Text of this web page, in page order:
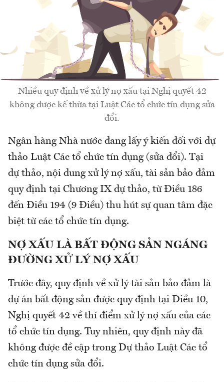
Nhiều quy định về xử lý nợ xấu tại Nghị quyết 42
không được kế thừa tại Luật Các tổ chức tín dụng sửa
đổi.
Ngân hàng Nhà nước đang lấy ý kiến đối với dự
thảo Luật Các tổ chức tín dụng (sửa đổi). Tại
dự thảo, nội dung xử lý nợ xấu, tài sản bảo đảm
quy định tại Chương IX dự thảo, từ Điều 186
đến Điều 194 (9 Điều) thu hút sự quan tâm đặc
biệt từ các tổ chức tín dụng.
NỢ XẤU LÀ BẤT ĐỘNG SẢN NGÁNG
ĐƯỜNG XỬ LÝ NỢ XẤU
Trước đây, quy định về xử lý tài sản bảo đảm là
dự án bất động sản được quy định tại Điều 10,
Nghị quyết 42 về thí điểm xử lý nợ xấu của các
tổ chức tín dụng. Tuy nhiên, quy định này đã
không được đề cập trong Dự thảo Luật Các tổ
chức tín dụng sửa đổi.